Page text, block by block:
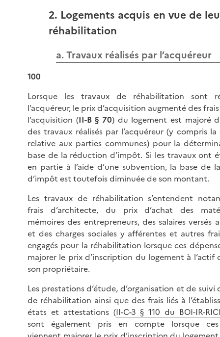
2. Logements acquis en vue de
réhabilitation
a. Travaux réalisés par l’acquéreur
100
Lorsque les travaux de réhabilitation sont
l’acquéreur, le prix d’acquisition augmenté des
l’acquisition (II-B § 70) du logement est majoré
des travaux réalisés par l’acquéreur (y compris
relative aux parties communes) pour la
base de la réduction d’impôt. Si les travaux ont
en partie à l’aide d’une subvention, la base de
d’impôt est toutefois diminuée de son montant.
Les travaux de réhabilitation s’entendent
frais d’architecte, du prix d’achat des
mémoires des entrepreneurs, des salaires versés
et des charges sociales y afférentes et autres
engagés pour la réhabilitation lorsque ces
majorer le prix d’inscription du logement à l’actif
son propriétaire.
Les prestations d’étude, d’organisation et de suivi
de réhabilitation ainsi que des frais liés à
états et attestations (II-C-3 § 110 du BOI-IR-
sont également pris en compte lorsque ces